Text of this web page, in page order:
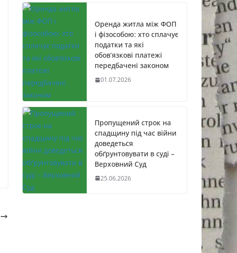
Оренда житла між ФОП
і фізособою: хто сплачує
податки та які
обов’язкові платежі
передбачені законом
01.07.2026
Пропущений строк на
спадщину під час війни
доведеться
обґрунтовувати в суді –
Верховний Суд
25.06.2026